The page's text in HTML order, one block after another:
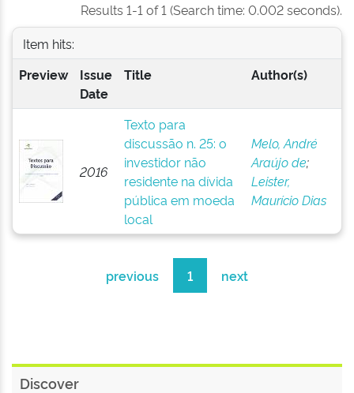
Results 1-1 of 1 (Search time: 0.002 seconds).
Item hits:
Preview
Issue
Date
Title Author(s)
2016
Texto para
discussão n. 25: o
investidor não
residente na dívida
pública em moeda
local
Melo, André
Araújo de;
Leister,
Maurício Dias
previous 1 next
Discover